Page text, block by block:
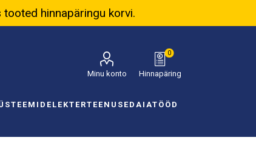
hinnapäringu korvi.
Minu konto Hinnapäring
0
ELEKTERTEENUSEDAIATÖÖD